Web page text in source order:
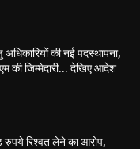
अधिकारियों की नई पदस्थापना,
की जिम्मेदारी... देखिए आदेश
रुपये रिश्वत लेने का आरोप,